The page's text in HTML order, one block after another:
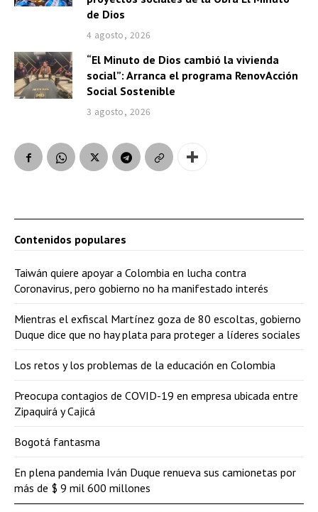
de Dios
4 agosto, 2026
“El Minuto de Dios cambió la vivienda
social”: Arranca el programa RenovAcción
Social Sostenible
3 agosto, 2026
Contenidos populares
Taiwán quiere apoyar a Colombia en lucha contra
Coronavirus, pero gobierno no ha manifestado interés
Mientras el exfiscal Martínez goza de 80 escoltas, gobierno
Duque dice que no hay plata para proteger a líderes sociales
Los retos y los problemas de la educación en Colombia
Preocupa contagios de COVID-19 en empresa ubicada entre
Zipaquirá y Cajicá
Bogotá fantasma
En plena pandemia Iván Duque renueva sus camionetas por
más de $ 9 mil 600 millones